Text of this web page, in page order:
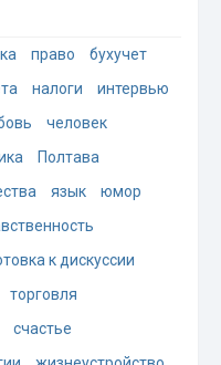
право
бухучет
налоги
интервью
человек
Полтава
язык
юмор
к дискуссии
торговля
счастье